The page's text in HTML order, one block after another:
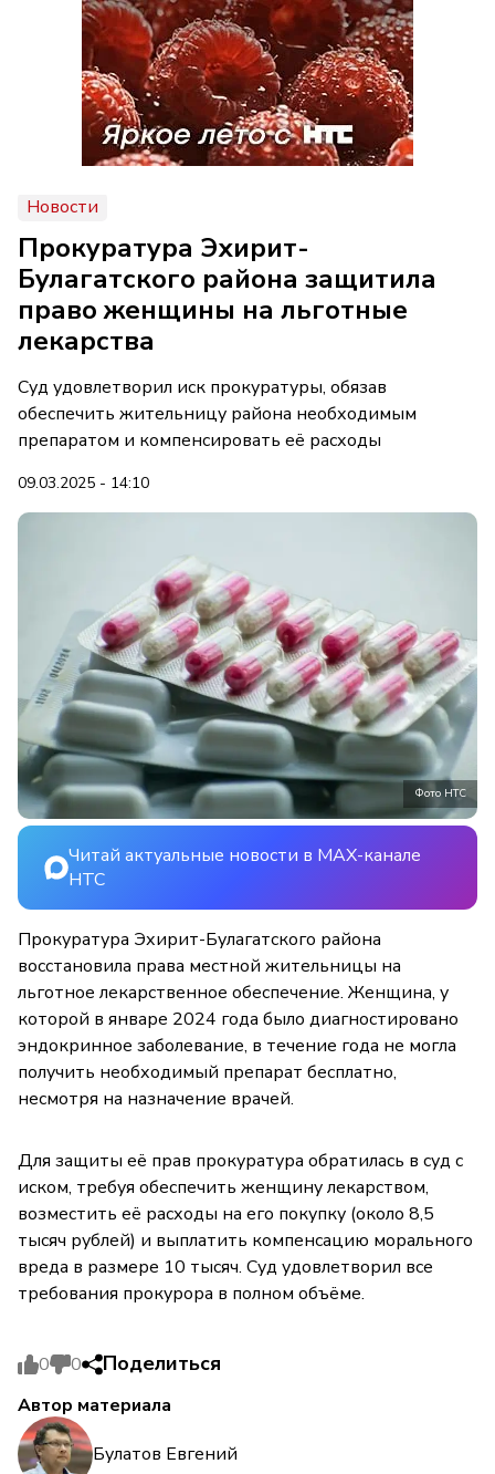
Новости
Прокуратура Эхирит-
Булагатского района защитила
право женщины на льготные
лекарства
Суд удовлетворил иск прокуратуры, обязав
обеспечить жительницу района необходимым
препаратом и компенсировать её расходы
09.03.2025 - 14:10
Фото НТС
Читай актуальные новости в MAX-канале
НТС
Прокуратура Эхирит-Булагатского района
восстановила права местной жительницы на
льготное лекарственное обеспечение. Женщина, у
которой в январе 2024 года было диагностировано
эндокринное заболевание, в течение года не могла
получить необходимый препарат бесплатно,
несмотря на назначение врачей.
Для защиты её прав прокуратура обратилась в суд с
иском, требуя обеспечить женщину лекарством,
возместить её расходы на его покупку (около 8,5
тысяч рублей) и выплатить компенсацию морального
вреда в размере 10 тысяч. Суд удовлетворил все
требования прокурора в полном объёме.
0 0 Поделиться
Автор материала
Булатов Евгений